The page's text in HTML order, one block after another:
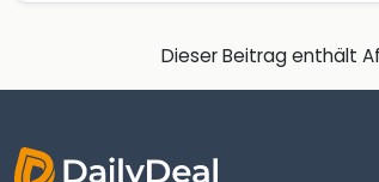
Dieser Beitrag enthält